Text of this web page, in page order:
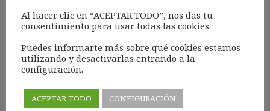
Ley 9/2017 de Contratos del Sector Público y
subrogación de empresa
Análisis sistemático del régimen subrogatorio
en la LCSP, combinado con las reacciones
Al hacer clic en “ACEPTAR TODO”, nos das tu
consentimiento para usar todas las cookies.
Puedes informarte más sobre qué cookies estamos
utilizando y desactivarlas entrando a la
configuración.
ACEPTAR TODO
CONFIGURACIÓN